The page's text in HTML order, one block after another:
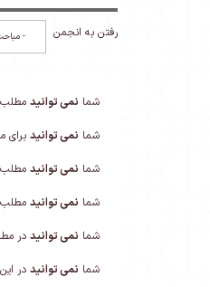
رفتن به انجمن
شما نمی توانید مطلب
شما نمی توانید برای
شما نمی توانید مطلب
شما نمی توانید مطلب
شما نمی توانید در
شما نمی توانید در